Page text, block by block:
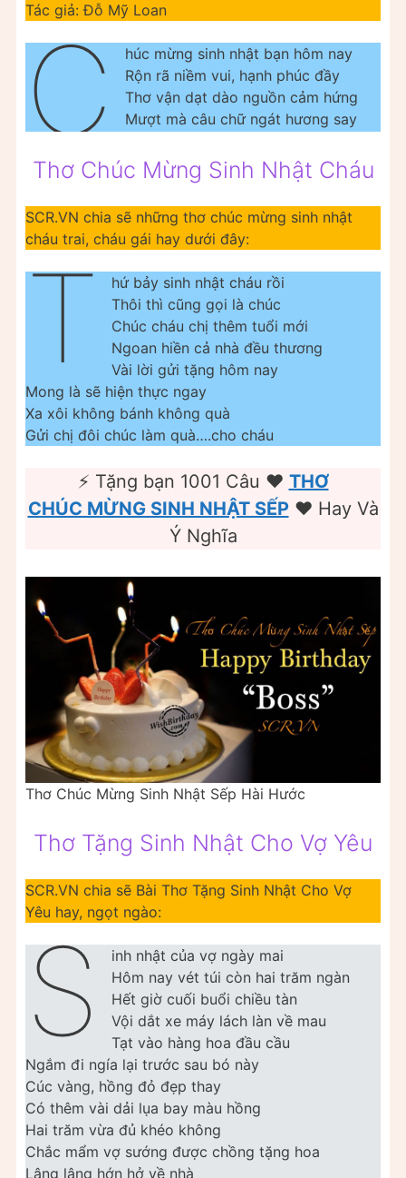
Tác giả: Đỗ Mỹ Loan
C
húc mừng sinh nhật bạn hôm nay
Rộn rã niềm vui, hạnh phúc đầy
Thơ vận dạt dào nguồn cảm hứng
Mượt mà câu chữ ngát hương say
Thơ Chúc Mừng Sinh Nhật Cháu
SCR.VN chia sẽ những thơ chúc mừng sinh nhật
cháu trai, cháu gái hay dưới đây:
T
hứ bảy sinh nhật cháu rồi
Thôi thì cũng gọi là chúc
Chúc cháu chị thêm tuổi mới
Ngoan hiền cả nhà đều thương
Vài lời gửi tặng hôm nay
Mong là sẽ hiện thực ngay
Xa xôi không bánh không quà
Gửi chị đôi chúc làm quà….cho cháu
⚡️ Tặng bạn 1001 Câu ❤️️ THƠ
CHÚC MỪNG SINH NHẬT SẾP❤️️ Hay Và
Ý Nghĩa
Thơ Chúc Mừng Sinh Nhật Sếp Hài Hước
Thơ Tặng Sinh Nhật Cho Vợ Yêu
SCR.VN chia sẽ Bài Thơ Tặng Sinh Nhật Cho Vợ
Yêu hay, ngọt ngào:
S
inh nhật của vợ ngày mai
Hôm nay vét túi còn hai trăm ngàn
Hết giờ cuối buổi chiều tàn
Vội dắt xe máy lách làn về mau
Tạt vào hàng hoa đầu cầu
Ngắm đi ngía lại trước sau bó này
Cúc vàng, hồng đỏ đẹp thay
Có thêm vài dải lụa bay màu hồng
Hai trăm vừa đủ khéo không
Chắc mẩm vợ sướng được chồng tặng hoa
Lâng lâng hớn hở về nhà